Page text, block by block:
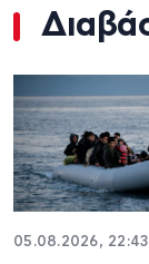
05.08.2026, 22:43